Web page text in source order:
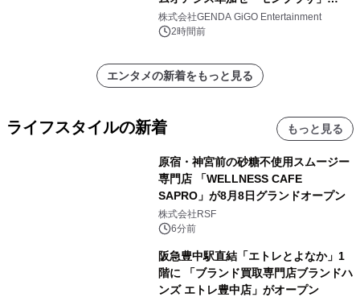
2026年8月7日(金)10時グランドオープ
ン
株式会社GENDA GiGO Entertainment
2時間前
エンタメの新着をもっと見る
ライフスタイルの新着 もっと見る
原宿・神宮前の砂糖不使用スムージー
専門店 「WELLNESS CAFE
SAPRO」が8月8日グランドオープン
株式会社RSF
6分前
阪急豊中駅直結「エトレとよなか」1
階に 「ブランド買取専門店ブランドハ
ンズ エトレ豊中店」がオープン